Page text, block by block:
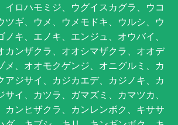
イロハモミジ、ウグイスカグラ、ウコ
ツギ、ウメ、ウメモドキ、ウルシ、ウ
キ、エノキ、エンジュ、オウバイ、
カンザクラ、オオシマザクラ、オオデ
メ、オオモクゲンジ、オニグルミ、カ
アジサイ、カジカエデ、カジノキ、カ
イ、カツラ、ガマズミ、カマツカ、
カンヒザクラ、カンレンボク、キササ